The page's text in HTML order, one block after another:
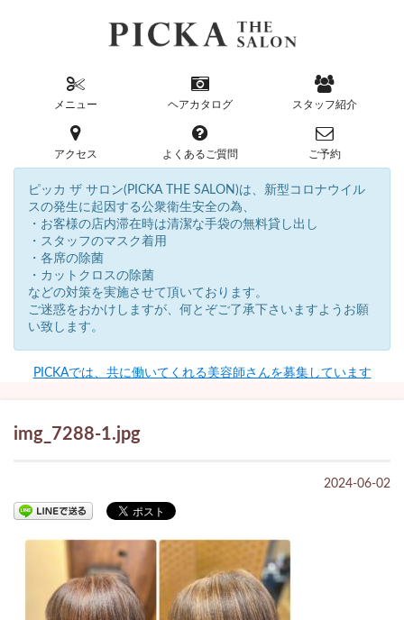
メニュー ヘアカタログ スタッフ紹介
アクセス よくあるご質問 ご予約
ピッカ ザ サロン(PICKA THE SALON)は、新型コロナウイル
スの発生に起因する公衆衛生安全の為、
・お客様の店内滞在時は清潔な手袋の無料貸し出し
・スタッフのマスク着用
・各席の除菌
・カットクロスの除菌
などの対策を実施させて頂いております。
ご迷惑をおかけしますが、何とぞご了承下さいますようお願
い致します。
PICKAでは、共に働いてくれる美容師さんを募集しています
img_7288-1.jpg
2024-06-02